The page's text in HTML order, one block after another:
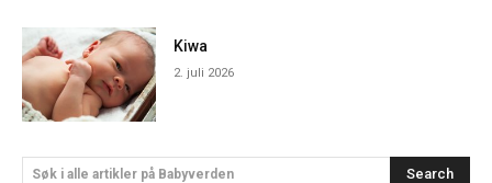
Kiwa
2. juli 2026
Søk i alle artikler på Babyverden Search